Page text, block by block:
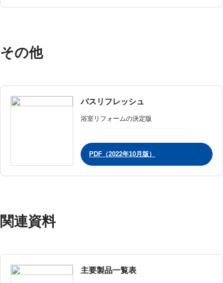
その他
バスリフレッシュ
浴室リフォームの決定版
PDF（2022年10月版）
関連資料
主要製品一覧表